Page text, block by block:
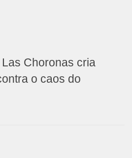
Choronas cria
o caos do